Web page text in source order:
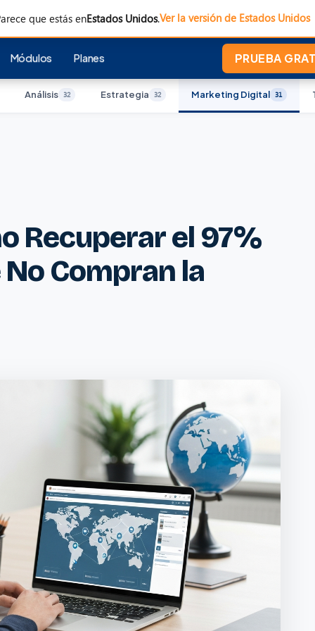
que estás enEstados Unidos.Ver la versión de Estados Unidos
Módulos Planes PRUEBA
Análisis 32 Estrategia 32 Marketing Digital 31
Recuperar el 97%
Compran la